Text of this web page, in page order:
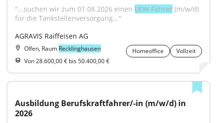
"...suchen wir zum 01.08.2026 einen LKW-Fahrer (m/w/d)
für die Tankstellenversorgung..."
AGRAVIS Raiffeisen AG
Olfen, Raum Recklinghausen Homeoffice
Vollzeit
Von 28.600,00 € bis 50.400,00 €
Ausbildung Berufskraftfahrer/-in (m/w/d) in
2026